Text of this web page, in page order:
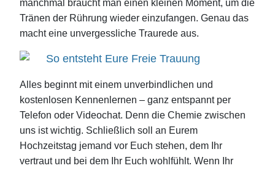
manchmal braucht man einen kleinen Moment, um die
Tränen der Rührung wieder einzufangen. Genau das
macht eine unvergessliche Traurede aus.
So entsteht Eure Freie Trauung
Alles beginnt mit einem unverbindlichen und
kostenlosen Kennenlernen – ganz entspannt per
Telefon oder Videochat. Denn die Chemie zwischen
uns ist wichtig. Schließlich soll an Eurem
Hochzeitstag jemand vor Euch stehen, dem Ihr
vertraut und bei dem Ihr Euch wohlfühlt. Wenn Ihr